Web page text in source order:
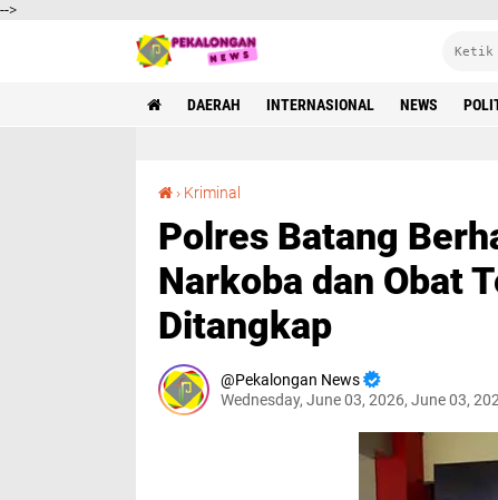
-->
DAERAH INTERNASIONAL NEWS
› Kriminal
Polres Batang
Narkoba dan Obat
Ditangkap
Pekalongan News
Wednesday, June 03, 2026, June 03,